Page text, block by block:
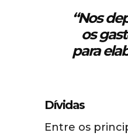
“Nos
os
para
Dívidas
Entre os